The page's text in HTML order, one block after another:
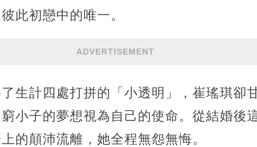
此初戀中的唯一。
ADVERTISEMENT
生計四處打拼的「小透明」，崔瑤琪卻
小子的夢想視為自己的使命。從結婚後
的顛沛流離，她全程無怨無悔。